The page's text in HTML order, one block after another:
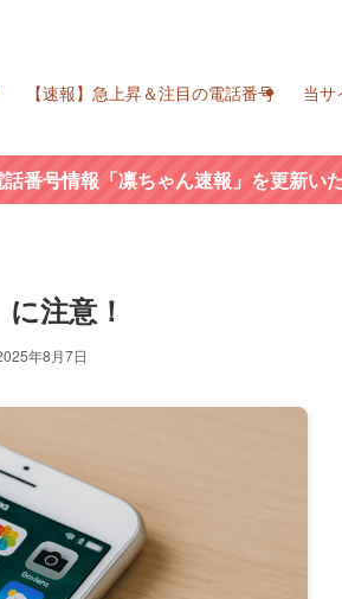
【速報】急上昇＆注目の電話番号 当サ
番号情報「凛ちゃん速報」を更新い
注意！
年8月7日